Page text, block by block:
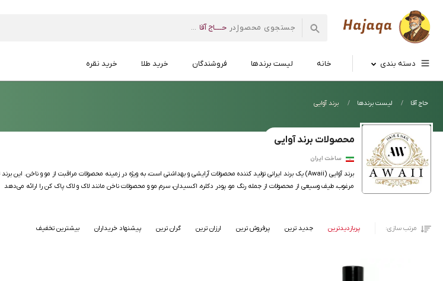
حاج
در حــــاج آقا ...
دسته بندی خانه لیست برندها فروشندگان خرید طلا خرید نقره
حاج آقا لیست برندها برند آوایی
محصولات برند آوایی
ساخت ایران
مرغوب، طیف وسیعی از محصولات از جمله رنگ مو، پودر دکلره، اکسیدان، سرم مو و محصولات ناخن مانند لاک و لاک پاک کن را ارائه می‌دهد
مرتب سازی: پربازدیدترین جدید ترین پرفروش ترین ارزان ترین گران ترین پیشنهاد خریداران بیشترین تخفیف